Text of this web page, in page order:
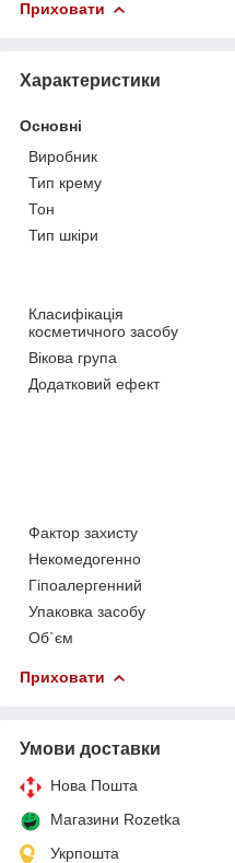
Приховати
Характеристики
Основні
Виробник
Тип крему
Тон
Тип шкіри
Класифікація
косметичного засобу
Вікова група
Додатковий ефект
Фактор захисту
Некомедогенно
Гіпоалергенний
Упаковка засобу
Об`єм
Приховати
Умови доставки
Нова Пошта
Магазини Rozetka
Укрпошта